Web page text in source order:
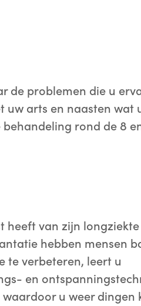
de problemen die u
uw arts en naasten wat
rond de 8
heeft van zijn longziekte
hebben mensen
te verbeteren, leert u
en
u weer dingen